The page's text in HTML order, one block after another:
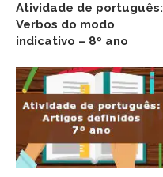
Atividade de português:
Verbos do modo
indicativo – 8º ano